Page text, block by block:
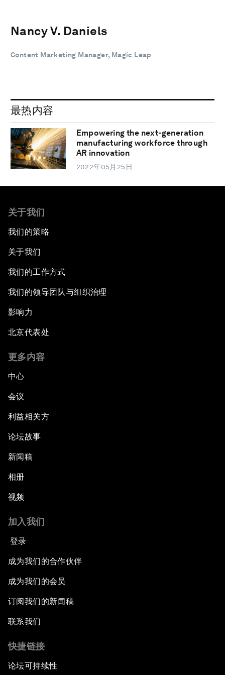
Nancy V. Daniels
Content Marketing Manager, Magic Leap
最热内容
Empowering the next-generation
manufacturing workforce through
AR innovation
2022年05月25日
关于我们
我们的策略
关于我们
我们的工作方式
我们的领导团队与组织治理
影响力
北京代表处
更多内容
中心
会议
利益相关方
论坛故事
新闻稿
相册
视频
加入我们
登录
成为我们的合作伙伴
成为我们的会员
订阅我们的新闻稿
联系我们
快捷链接
论坛可持续性